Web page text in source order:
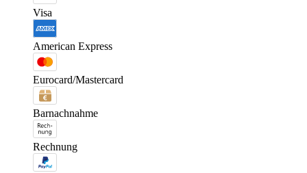
Visa
American Express
Eurocard/Mastercard
Barnachnahme
Rechnung